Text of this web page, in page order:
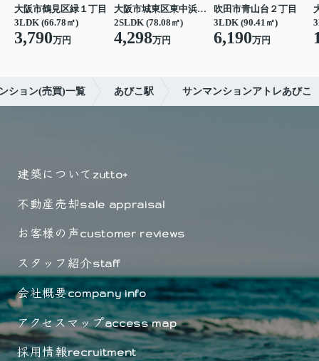
大阪市鶴見区緑１丁目
3LDK (66.78㎡)
3,790万円
大阪市城東区東中浜６丁目
2SLDK (78.08㎡)
4,298万円
吹田市青山台２丁目
3LDK (90.41㎡)
6,190万円
ション(売買)一覧 あびこ駅 サンマンションアトレあびこ
建築について zutto+
不動産売却sale appraisal
お客様の声customer reviews
スタッフ紹介staff
会社概要company info
アクセスマップaccess map
採用情報recruitment